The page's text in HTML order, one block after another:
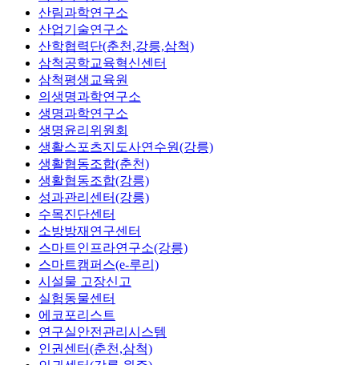
산림과학연구소
산업기술연구소
산학협력단(춘천,강릉,삼척)
삼척공학교육혁신센터
삼척평생교육원
의생명과학연구소
생명과학연구소
생명윤리위원회
생활스포츠지도사연수원(강릉)
생활협동조합(춘천)
생활협동조합(강릉)
성과관리센터(강릉)
수목진단센터
소방방재연구센터
스마트인프라연구소(강릉)
스마트캠퍼스(e-루리)
시설물 고장신고
실험동물센터
에코포리스트
연구실안전관리시스템
인권센터(춘천,삼척)